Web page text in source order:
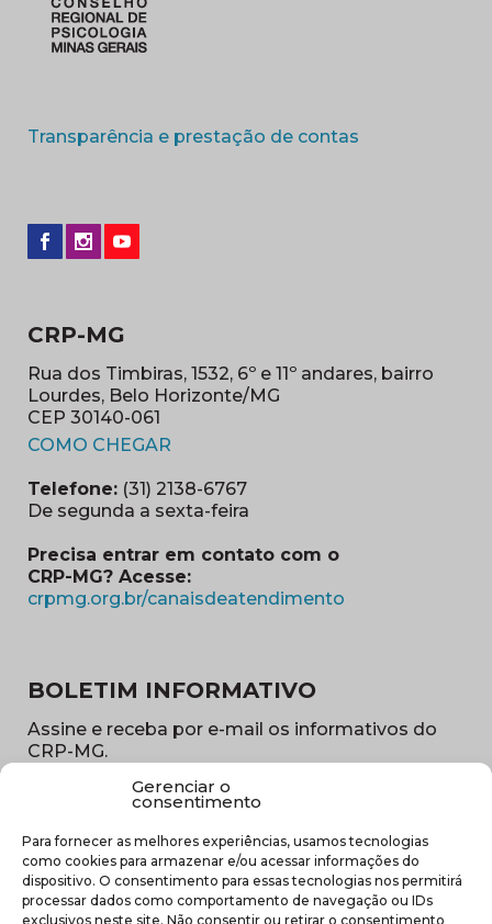
Gerenciar o
consentimento
Para fornecer as melhores experiências, usamos tecnologias
como cookies para armazenar e/ou acessar informações do
dispositivo. O consentimento para essas tecnologias nos permitirá
processar dados como comportamento de navegação ou IDs
exclusivos neste site. Não consentir ou retirar o consentimento
Transparência e prestação de contas
CRP-MG
Rua dos Timbiras, 1532, 6º e 11º andares, bairro
Lourdes, Belo Horizonte/MG
CEP 30140-061
COMO CHEGAR
Telefone: (31) 2138-6767
De segunda a sexta-feira
Precisa entrar em contato com o
CRP-MG? Acesse:
crpmg.org.br/canaisdeatendimento
BOLETIM INFORMATIVO
Assine e receba por e-mail os informativos do
CRP-MG.
E-
mail
(obrigatório)
Sub